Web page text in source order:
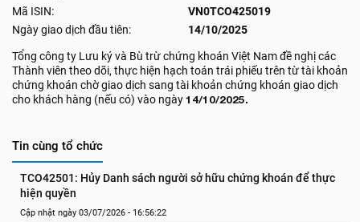
Mã ISIN:
VN0TCO425019
Ngày giao dịch đầu tiên:
14/10/2025
Tổng công ty Lưu ký và Bù trừ chứng khoán Việt Nam đề nghị các
Thành viên theo dõi, thực hiện hạch toán trái phiếu trên từ tài khoản
chứng khoán chờ giao dịch sang tài khoản chứng khoán giao dịch
cho khách hàng (nếu có) vào ngày14/10/2025.
Tin cùng tổ chức
TCO42501: Hủy Danh sách người sở hữu chứng khoán để thực
hiện quyền
Cập nhật ngày 03/07/2026 - 16:56:22